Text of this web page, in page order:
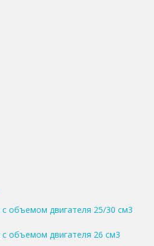
с объемом двигателя 25/30 см3
с объемом двигателя 26 см3